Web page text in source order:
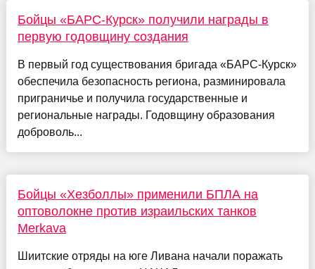
Бойцы «БАРС-Курск» получили награды в
первую годовщину создания
В первый год существования бригада «БАРС-Курск»
обеспечила безопасность региона, разминировала
приграничье и получила государственные и
региональные награды. Годовщину образования
доброволь...
Бойцы «Хезболлы» применили БПЛА на
оптоволокне против израильских танков
Merkava
Шиитские отряды на юге Ливана начали поражать